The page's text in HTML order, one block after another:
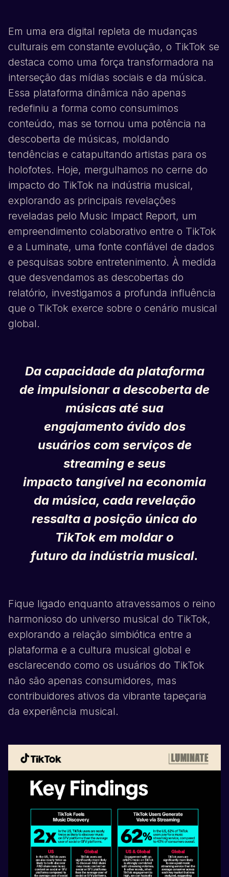
Em uma era digital repleta de mudanças
culturais em constante evolução, o TikTok se
destaca como uma força transformadora na
interseção das mídias sociais e da música.
Essa plataforma dinâmica não apenas
redefiniu a forma como consumimos
conteúdo, mas se tornou uma potência na
descoberta de músicas, moldando
tendências e catapultando artistas para os
holofotes. Hoje, mergulhamos no cerne do
impacto do TikTok na indústria musical,
explorando as principais revelações
reveladas pelo Music Impact Report, um
empreendimento colaborativo entre o TikTok
e a Luminate, uma fonte confiável de dados
e pesquisas sobre entretenimento. À medida
que desvendamos as descobertas do
relatório, investigamos a profunda influência
que o TikTok exerce sobre o cenário musical
global.
Da capacidade da plataforma
de impulsionar a descoberta de
músicas até sua
engajamento ávido dos
usuários com serviços de
streaming e seus
impacto tangível na economia
da música, cada revelação
ressalta a posição única do
TikTokem moldar o
futuro da indústria musical.
Fique ligado enquanto atravessamos o reino
harmonioso do universo musical do TikTok,
explorando a relação simbiótica entre a
plataforma e a cultura musical global e
esclarecendo como os usuários do TikTok
não são apenas consumidores, mas
contribuidores ativos da vibrante tapeçaria
da experiência musical.